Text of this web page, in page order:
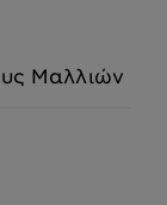
Μαλλιών